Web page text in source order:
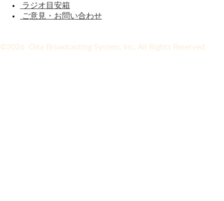
ラジオ目安箱
ご意見・お問い合わせ
©2026 Oita Broadcasting System, Inc. All Rights Reserved.